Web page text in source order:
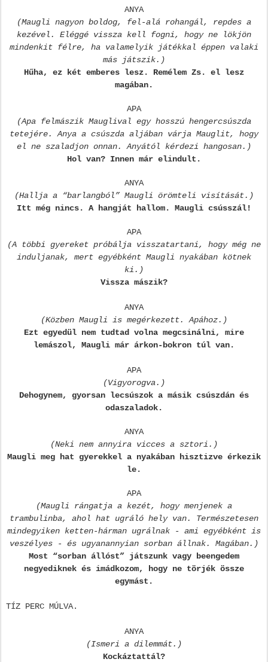
ANYA
(Maugli nagyon boldog, fel-alá rohangál, repdes a
kezével. Eléggé vissza kell fogni, hogy ne lökjön
mindenkit félre, ha valamelyik játékkal éppen valaki
más játszik.)
Hűha, ez két emberes lesz. Remélem Zs. el lesz
magában.
APA
(Apa felmászik Mauglival egy hosszú hengercsúszda
tetejére. Anya a csúszda aljában várja Mauglit, hogy
el ne szaladjon onnan. Anyától kérdezi hangosan.)
Hol van? Innen már elindult.
ANYA
(Hallja a “barlangból” Maugli örömteli visítását.)
Itt még nincs. A hangját hallom. Maugli csússzál!
APA
(A többi gyereket próbálja visszatartani, hogy még ne
induljanak, mert egyébként Maugli nyakában kötnek
ki.)
Vissza mászik?
ANYA
(Közben Maugli is megérkezett. Apához.)
Ezt egyedül nem tudtad volna megcsinálni, mire
lemászol, Maugli már árkon-bokron túl van.
APA
(Vigyorogva.)
Dehogynem, gyorsan lecsúszok a másik csúszdán és
odaszaladok.
ANYA
(Neki nem annyira vicces a sztori.)
Maugli meg hat gyerekkel a nyakában hisztizve érkezik
le.
APA
(Maugli rángatja a kezét, hogy menjenek a
trambulinba, ahol hat ugráló hely van. Természetesen
mindegyiken ketten-hárman ugrálnak - ami egyébként is
veszélyes - és ugyanannyian sorban állnak. Magában.)
Most “sorban állóst” játszunk vagy beengedem
negyediknek és imádkozom, hogy ne törjék össze
egymást.
TÍZ PERC MÚLVA.
ANYA
(Ismeri a dilemmát.)
Kockáztattál?